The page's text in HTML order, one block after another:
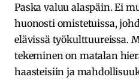
Paska valuu alaspäin. Ei
huonosti omistetuissa,
elävissä työkulttuureissa.
tekeminen on matalan
haasteisiin ja